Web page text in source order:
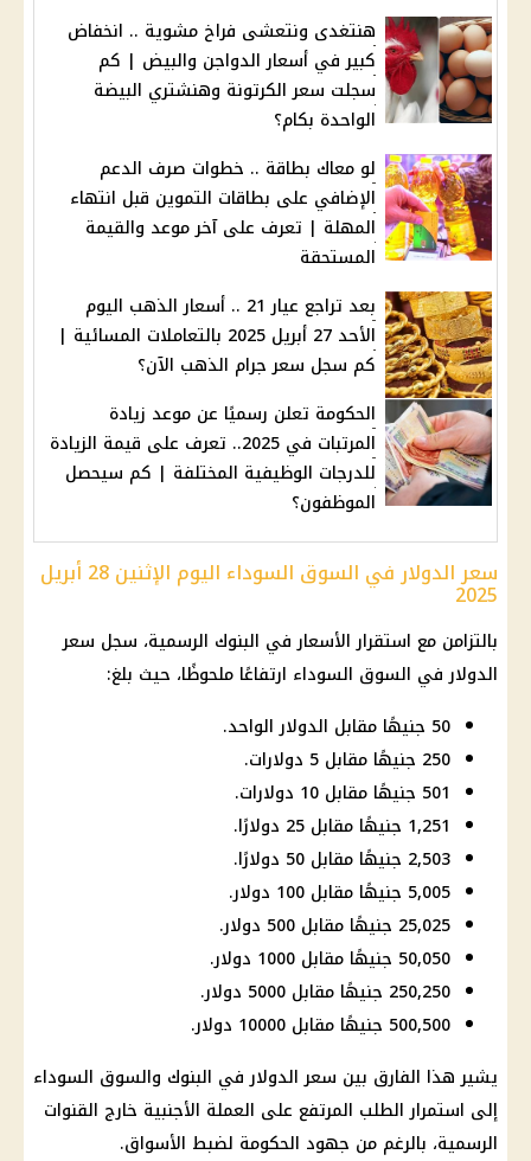
هنتغدى ونتعشى فراخ مشوية .. انخفاض
كبير في أسعار الدواجن والبيض | كم
سجلت سعر الكرتونة وهنشتري البيضة
الواحدة بكام؟
لو معاك بطاقة .. خطوات صرف الدعم
الإضافي على بطاقات التموين قبل انتهاء
المهلة | تعرف على آخر موعد والقيمة
المستحقة
بعد تراجع عيار 21 .. أسعار الذهب اليوم
الأحد 27 أبريل 2025 بالتعاملات المسائية |
كم سجل سعر جرام الذهب الآن؟
الحكومة تعلن رسميًا عن موعد زيادة
المرتبات في 2025.. تعرف على قيمة الزيادة
للدرجات الوظيفية المختلفة | كم سيحصل
الموظفون؟
سعر الدولار في السوق السوداء اليوم الإثنين 28 أبريل
2025
بالتزامن مع استقرار الأسعارفي البنوك الرسمية، سجل سعر
الدولار في السوق السوداء ارتفاعًا ملحوظًا، حيث بلغ:
50 جنيهًا مقابل الدولار الواحد.
250 جنيهًا مقابل 5 دولارات.
501 جنيهًا مقابل 10 دولارات.
1,251 جنيهًا مقابل 25 دولارًا.
2,503 جنيهًا مقابل 50 دولارًا.
5,005 جنيهًا مقابل 100 دولار.
25,025 جنيهًا مقابل 500 دولار.
50,050 جنيهًا مقابل 1000 دولار.
250,250 جنيهًا مقابل 5000 دولار.
500,500 جنيهًا مقابل 10000 دولار.
يشير هذا الفارق بين سعر الدولار في البنوك والسوق السوداء
إلى استمرار الطلب المرتفع على العملة الأجنبية خارج القنوات
الرسمية، بالرغم من جهود الحكومة لضبط الأسواق.